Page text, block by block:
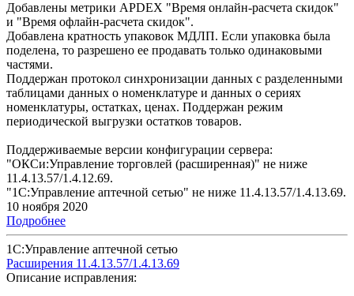
Добавлены метрики APDEX "Время онлайн-расчета скидок"
и "Время офлайн-расчета скидок".
Добавлена кратность упаковок МДЛП. Если упаковка была
поделена, то разрешено ее продавать только одинаковыми
частями.
Поддержан протокол синхронизации данных с разделенными
таблицами данных о номенклатуре и данных о сериях
номенклатуры, остатках, ценах. Поддержан режим
периодической выгрузки остатков товаров.
Поддерживаемые версии конфигурации сервера:
"ОКСи:Управление торговлей (расширенная)" не ниже
11.4.13.57/1.4.12.69.
"1С:Управление аптечной сетью" не ниже 11.4.13.57/1.4.13.69.
10 ноября 2020
Подробнее
1С:Управление аптечной сетью
Расширения 11.4.13.57/1.4.13.69
Описание исправления: